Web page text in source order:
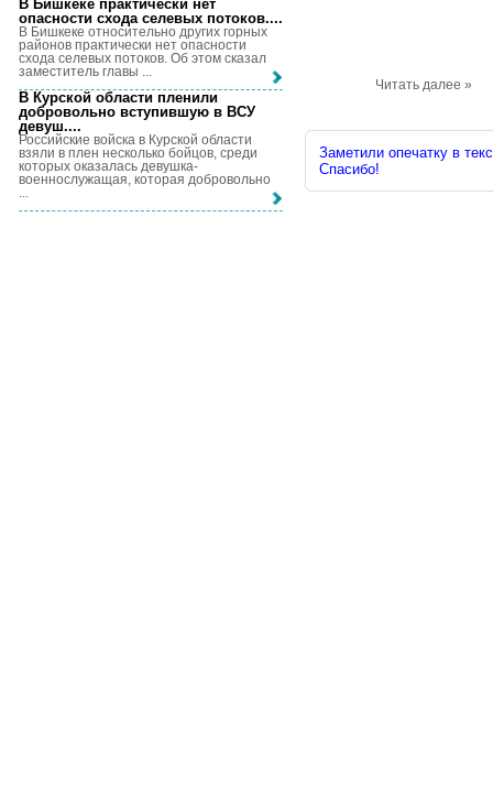
Читать далее »
Заметили опечатку в
Спасибо!
В Бишкеке практически нет
опасности схода селевых потоков....
В Бишкеке относительно других горных
районов практически нет опасности
схода селевых потоков. Об этом сказал
заместитель главы ...
В Курской области пленили
добровольно вступившую в ВСУ
девуш....
Российские войска в Курской области
взяли в плен несколько бойцов, среди
которых оказалась девушка-
военнослужащая, которая добровольно
...